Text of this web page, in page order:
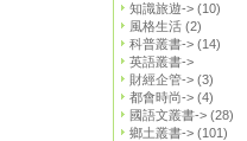
知識旅遊-> (10)
風格生活 (2)
科普叢書-> (14)
英語叢書->
財經企管-> (3)
都會時尚-> (4)
國語文叢書-> (28)
鄉土叢書-> (101)